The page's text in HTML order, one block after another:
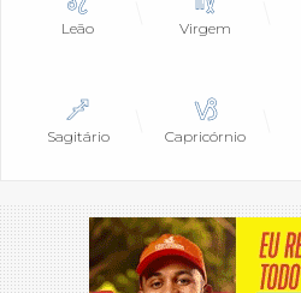
Leão Virgem
Sagitário Capricórnio